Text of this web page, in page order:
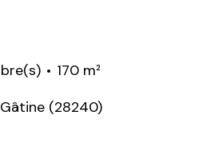
170 m²
(28240)